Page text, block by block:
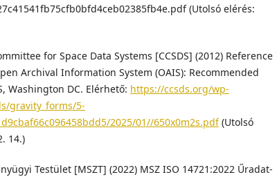
(Utolsó elérés:
for Space Data Systems [CCSDS] (2012) Reference
Archival Information System (OAIS): Recommended
Washington DC. Elérhető: https://ccsds.org/wp-
gravity_forms/5-
2025/01//650x0m2s.pdf(Utolsó
14.)
Testület [MSZT] (2022) MSZ ISO 14721:2022 Űradat-